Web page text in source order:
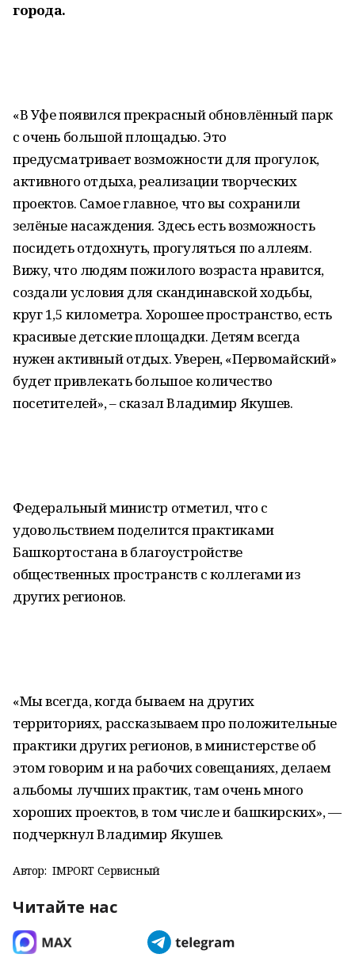
города.
«В Уфе появился прекрасный обновлённый парк
с очень большой площадью. Это
предусматривает возможности для прогулок,
активного отдыха, реализации творческих
проектов. Самое главное, что вы сохранили
зелёные насаждения. Здесь есть возможность
посидеть отдохнуть, прогуляться по аллеям.
Вижу, что людям пожилого возраста нравится,
создали условия для скандинавской ходьбы,
круг 1,5 километра. Хорошее пространство, есть
красивые детские площадки. Детям всегда
нужен активный отдых. Уверен, «Первомайский»
будет привлекать большое количество
посетителей», – сказал Владимир Якушев.
Федеральный министр отметил, что с
удовольствием поделится практиками
Башкортостана в благоустройстве
общественных пространств с коллегами из
других регионов.
«Мы всегда, когда бываем на других
территориях, рассказываем про положительные
практики других регионов, в министерстве об
этом говорим и на рабочих совещаниях, делаем
альбомы лучших практик, там очень много
хороших проектов, в том числе и башкирских», —
подчеркнул Владимир Якушев.
Автор: IMPORT Сервисный
Читайте нас